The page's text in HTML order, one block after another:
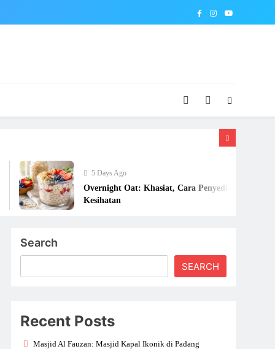
5 Days Ago
Overnight Oat: Khasiat, Cara Penyediaan dan Risiko
Kesihatan
Search
SEARCH
Recent Posts
Masjid Al Fauzan: Masjid Kapal Ikonik di Padang